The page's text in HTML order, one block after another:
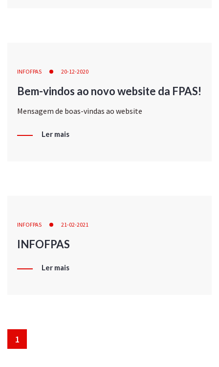
INFOFPAS 20-12-2020
Bem-vindos ao novo website da FPAS!
Mensagem de boas-vindas ao website
Ler mais
INFOFPAS 21-02-2021
INFOFPAS
Ler mais
1